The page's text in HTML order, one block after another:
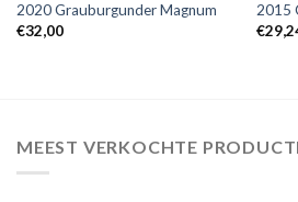
2020 Grauburgunder Magnum
€32,00
2015
€
MEEST VERKOCHTE